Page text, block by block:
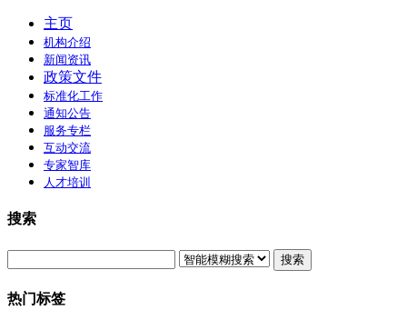
主页
机构介绍
新闻资讯
政策文件
标准化工作
通知公告
服务专栏
互动交流
专家智库
人才培训
搜索
搜索
热门标签